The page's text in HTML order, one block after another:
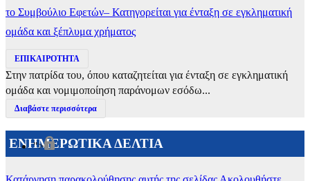
το Συμβούλιο Εφετών– Κατηγορείται για ένταξη σε εγκληματική
ομάδα και ξέπλυμα χρήματος
ΕΠΙΚΑΙΡΟΤΗΤΑ
Στην πατρίδα του, όπου καταζητείται για ένταξη σε εγκληματική
ομάδα και νομιμοποίηση παράνομων εσόδω...
Διαβάστε περισσότερα
ΕΝΗΜΕΡΩΤΙΚΑ ΔΕΛΤΙΑ
">